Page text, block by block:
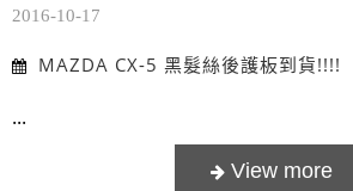
2016-10-17
MAZDA CX-5 黑髮絲後護板到貨!!!!
...